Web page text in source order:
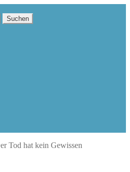
Suchen
Tod hat kein Gewissen